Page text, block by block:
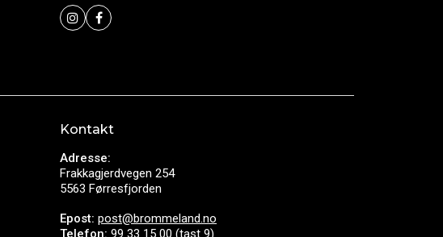
Kontakt
Adresse:
Frakkagjerdvegen 254
5563 Førresfjorden
Epost: post@brommeland.no
Telefon: 99 33 15 00 (tast 9)